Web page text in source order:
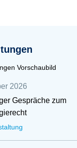
2026
Gespräche zum